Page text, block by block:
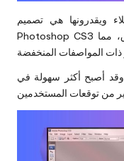
ويقدرونها هي تصميم
Photoshop CS3 خفيف الوزن وصغير الحجم بشكل لا يصدق، مما
وقد أصبح أكثر سهولة في